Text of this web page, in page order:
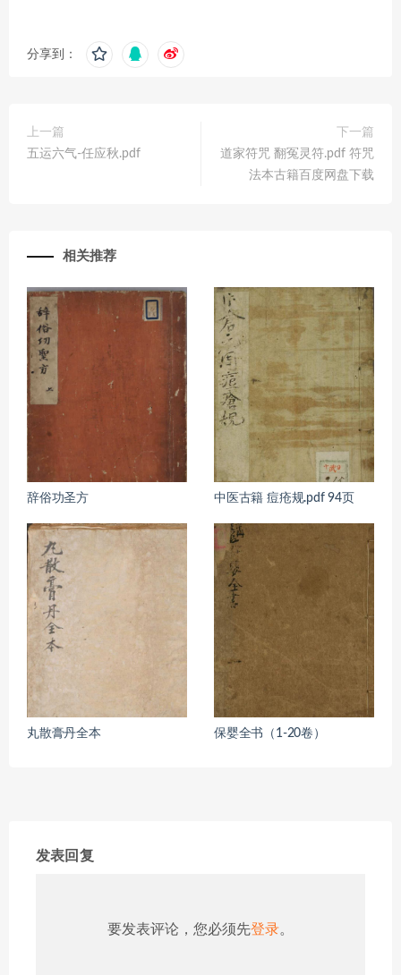
分享到：
上一篇
五运六气-任应秋.pdf
下一篇
道家符咒 翻冤灵符.pdf 符咒
法本古籍百度网盘下载
相关推荐
辞俗功圣方 中医古籍 痘疮规.pdf 94页
丸散膏丹全本 保婴全书（1-20卷）
发表回复
要发表评论，您必须先登录。